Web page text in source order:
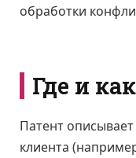
обработки
Где и
Патент
клиента